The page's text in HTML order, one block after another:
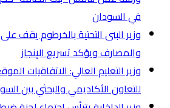
في السودان
وزير البنى التحتية بالخرطوم يقف
والمصارف ويؤكد تسريع الإنجاز
وزير التعليم العالي: الاتفاقيات
للتعاون الأكاديمي والبحثي بين